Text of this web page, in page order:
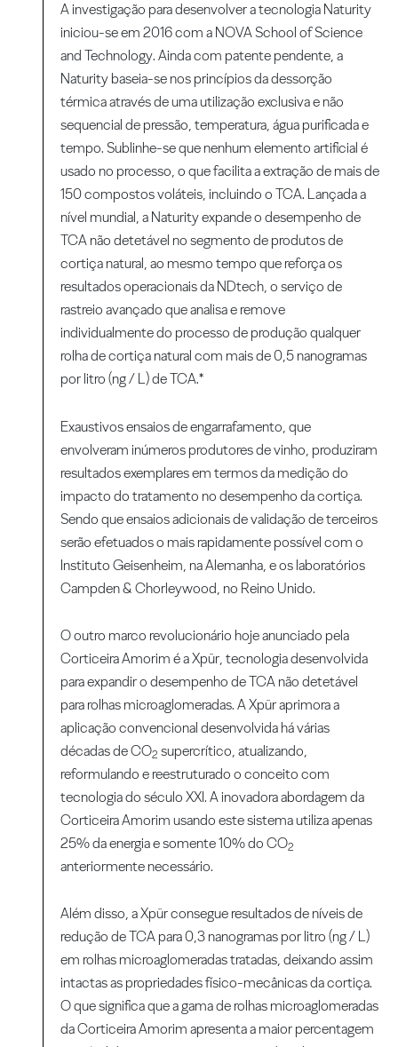
A investigação para desenvolver a tecnologia Naturity
iniciou-se em 2016 com a NOVA School of Science
and Technology. Ainda com patente pendente, a
Naturity baseia-se nos princípios da dessorção
térmica através de uma utilização exclusiva e não
sequencial de pressão, temperatura, água purificada e
tempo. Sublinhe-se que nenhum elemento artificial é
usado no processo, o que facilita a extração de mais de
150 compostos voláteis, incluindo o TCA. Lançada a
nível mundial, a Naturity expande o desempenho de
TCA não detetável no segmento de produtos de
cortiça natural, ao mesmo tempo que reforça os
resultados operacionais da NDtech, o serviço de
rastreio avançado que analisa e remove
individualmente do processo de produção qualquer
rolha de cortiça natural com mais de 0,5 nanogramas
por litro (ng / L) de TCA.*
Exaustivos ensaios de engarrafamento, que
envolveram inúmeros produtores de vinho, produziram
resultados exemplares em termos da medição do
impacto do tratamento no desempenho da cortiça.
Sendo que ensaios adicionais de validação de terceiros
serão efetuados o mais rapidamente possível com o
Instituto Geisenheim, na Alemanha, e os laboratórios
Campden & Chorleywood, no Reino Unido.
O outro marco revolucionário hoje anunciado pela
Corticeira Amorim é a Xpür, tecnologia desenvolvida
para expandir o desempenho de TCA não detetável
para rolhas microaglomeradas. A Xpür aprimora a
aplicação convencional desenvolvida há várias
décadas de CO2 supercrítico, atualizando,
reformulando e reestruturado o conceito com
tecnologia do século XXI. A inovadora abordagem da
Corticeira Amorim usando este sistema utiliza apenas
25% da energia e somente 10% do CO2
anteriormente necessário.
Além disso, a Xpür consegue resultados de níveis de
redução de TCA para 0,3 nanogramas por litro (ng / L)
em rolhas microaglomeradas tratadas, deixando assim
intactas as propriedades físico-mecânicas da cortiça.
O que significa que a gama de rolhas microaglomeradas
da Corticeira Amorim apresenta a maior percentagem